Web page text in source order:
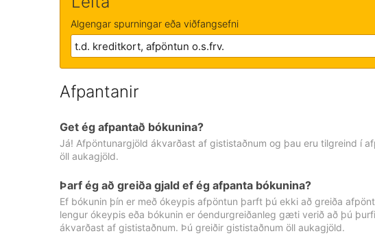
Algengar spurningar eða viðfangsefni
Afpantanir
Get ég afpantað bókunina?
Já! Afpöntunargjöld ákvarðast af gististaðnum og þau eru tilgreind í
öll aukagjöld.
Þarf ég að greiða gjald ef ég afpanta bókunina?
Ef bókunin þín er með ókeypis afpöntun þarft þú ekki að greiða
lengur ókeypis eða bókunin er óendurgreiðanleg gæti verið að þú
ákvarðast af gististaðnum. Þú greiðir gististaðnum öll aukagjöld.